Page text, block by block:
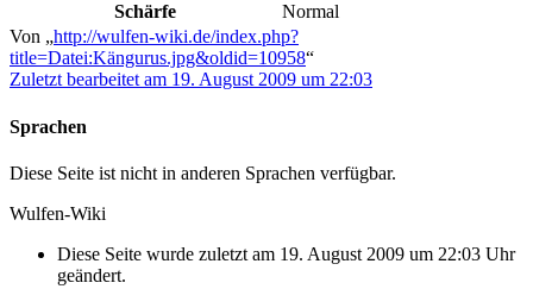
Schärfe
Normal
Von „http://wulfen-wiki.de/index.php?
title=Datei:Kängurus.jpg&oldid=10958“
Zuletzt bearbeitet am 19. August 2009 um 22:03
Sprachen
Diese Seite ist nicht in anderen Sprachen verfügbar.
Wulfen-Wiki
Diese Seite wurde zuletzt am 19. August 2009 um 22:03 Uhr
geändert.